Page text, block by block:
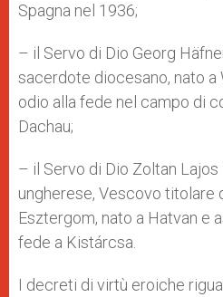
Spagna nel 1936;
– il Servo di Dio Georg
sacerdote diocesano, nato a
odio alla fede nel campo di
Dachau;
– il Servo di Dio Zoltan
ungherese, Vescovo titolare
Esztergom, nato a Hatvan e
fede a Kistárcsa.
I decreti di virtù eroiche